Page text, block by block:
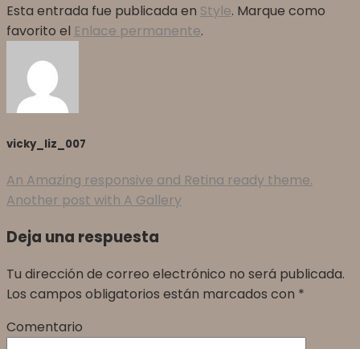
Esta entrada fue publicada en Style. Marque como
favorito el Enlace permanente.
vicky_liz_007
An Amazing responsive and Retina ready theme.
Another post with A Gallery
Deja una respuesta
Tu dirección de correo electrónico no será publicada.
Los campos obligatorios están marcados con *
Comentario